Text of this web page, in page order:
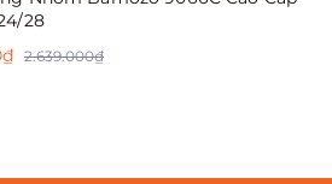
28
2.639.000₫